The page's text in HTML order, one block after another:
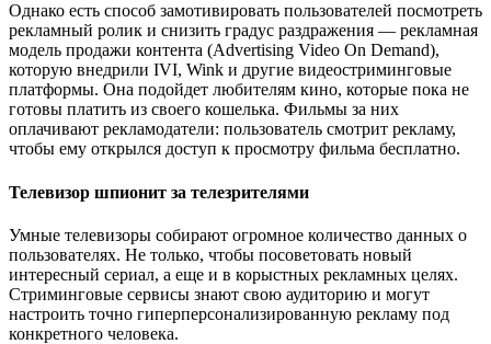
Однако есть способ замотивировать пользователей посмотреть
рекламный ролик и снизить градус раздражения — рекламная
модель продажи контента (Advertising Video On Demand),
которую внедрили IVI, Wink и другие видеостриминговые
платформы. Она подойдет любителям кино, которые пока не
готовы платить из своего кошелька. Фильмы за них
оплачивают рекламодатели: пользователь смотрит рекламу,
чтобы ему открылся доступ к просмотру фильма бесплатно.
Телевизор шпионит за телезрителями
Умные телевизоры собирают огромное количество данных о
пользователях. Не только, чтобы посоветовать новый
интересный сериал, а еще и в корыстных рекламных целях.
Стриминговые сервисы знают свою аудиторию и могут
настроить точно гиперперсонализированную рекламу под
конкретного человека.